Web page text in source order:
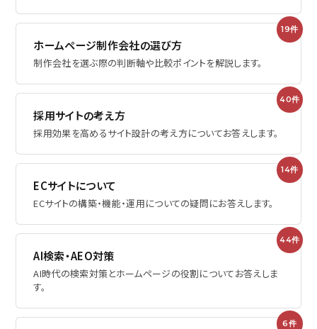
ホームページ制作会社の選び方
制作会社を選ぶ際の判断軸や比較ポイントを解説します。
19件
採用サイトの考え方
採用効果を高めるサイト設計の考え方についてお答えします。
40件
ECサイトについて
ECサイトの構築・機能・運用についての疑問にお答えします。
14件
AI検索・AEO対策
AI時代の検索対策とホームページの役割についてお答えしま
す。
44件
6件
プライバシーポリシー
ミエルカ
Facebook